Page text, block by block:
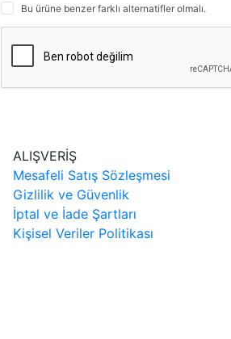
Bu ürüne benzer farklı alternatifler olmalı.
ALIŞVERİŞ
Mesafeli Satış Sözleşmesi
Gizlilik ve Güvenlik
İptal ve İade Şartları
Kişisel Veriler Politikası